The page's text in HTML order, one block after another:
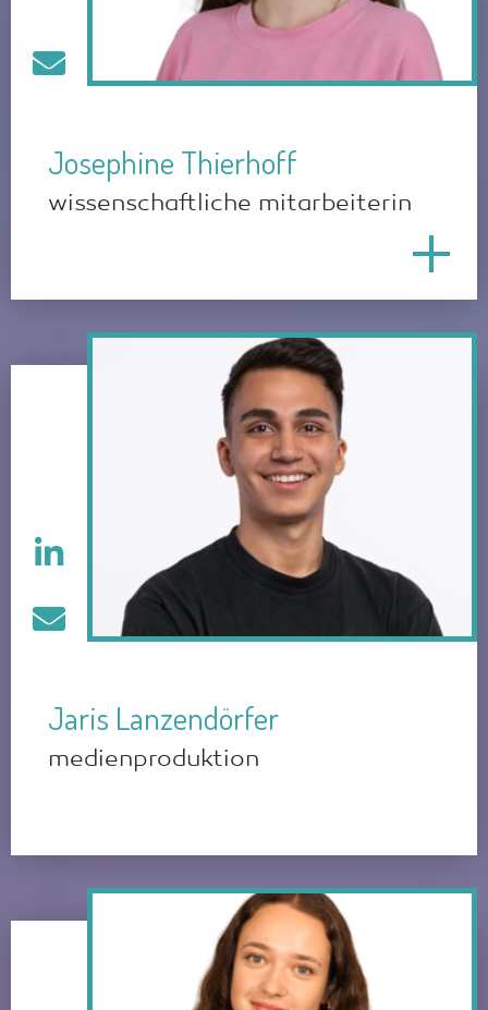
Josephine Thierhoff
wissenschaftliche mitarbeiterin
Jaris Lanzendörfer
medienproduktion